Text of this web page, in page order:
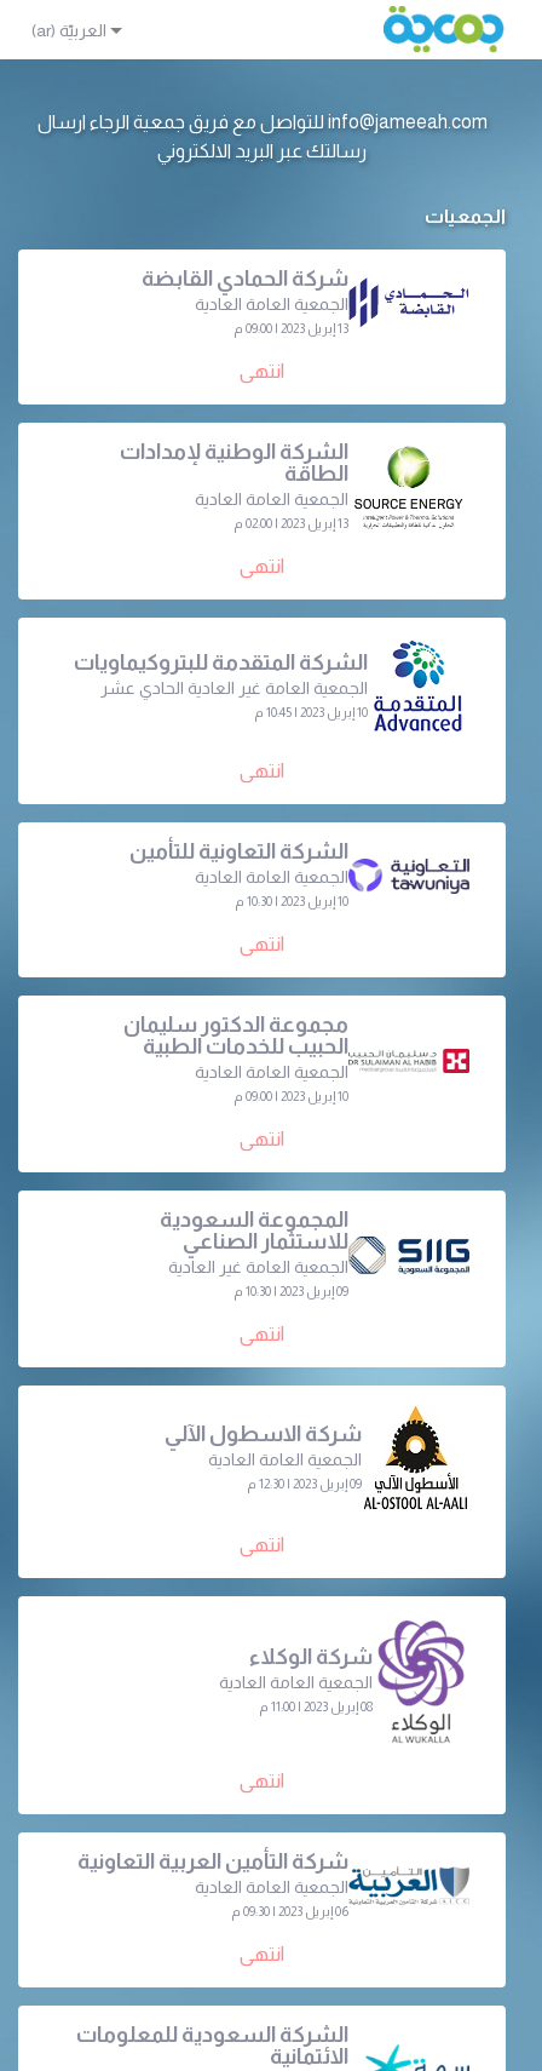
info@jameeah.com للتواصل مع فريق جمعية الرجاء ارسال
رسالتك عبر البريد الالكتروني
الجمعيات
شركة الحمادي القابضة
الجمعية العامة العادية
13 إبريل 2023 | 09:00 م
انتهى
الشركة الوطنية لإمدادات
الطاقة
الجمعية العامة العادية
13 إبريل 2023 | 02:00 م
انتهى
الشركة المتقدمة للبتروكيماويات
الجمعية العامة غير العادية الحادي عشر
10 إبريل 2023 | 10:45 م
انتهى
الشركة التعاونية للتأمين
الجمعية العامة العادية
10 إبريل 2023 | 10:30 م
انتهى
مجموعة الدكتور سليمان
الحبيب للخدمات الطبية
الجمعية العامة العادية
10 إبريل 2023 | 09:00 م
انتهى
المجموعة السعودية
للاستثمار الصناعي
الجمعية العامة غير العادية
09 إبريل 2023 | 10:30 م
انتهى
شركة الاسطول الآلي
الجمعية العامة العادية
09 إبريل 2023 | 12:30 م
انتهى
شركة الوكلاء
الجمعية العامة العادية
08 إبريل 2023 | 11:00 م
انتهى
شركة التأمين العربية التعاونية
الجمعية العامة العادية
06 إبريل 2023 | 09:30 م
انتهى
الشركة السعودية للمعلومات
الائتمانية